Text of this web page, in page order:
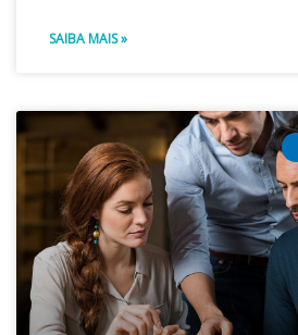
SAIBA MAIS »